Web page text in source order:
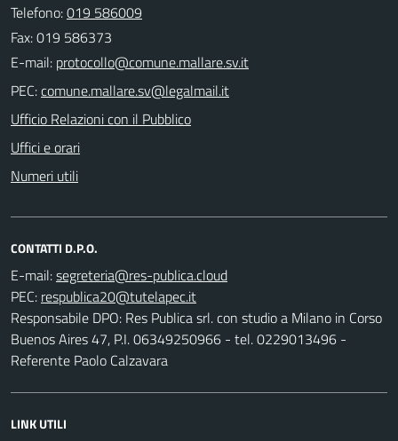
Telefono:019 586009
Fax: 019 586373
E-mail:
PEC:
Ufficio Relazioni con il Pubblico
Uffici e orari
Numeri utili
CONTATTI D.P.O.
E-mail:
PEC:
Responsabile DPO: Res Publica srl. con studio a Milano in Corso
Buenos Aires 47, P.I. 06349250966 - tel. 0229013496 -
Referente Paolo Calzavara
LINK UTILI